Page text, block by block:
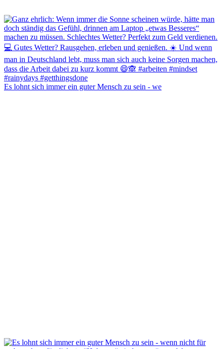
Es lohnt sich immer ein guter Mensch zu sein - we